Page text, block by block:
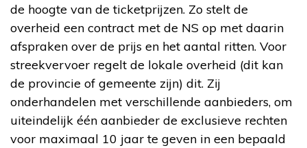
de hoogte van de ticketprijzen. Zo stelt de
overheid een contract met de NS op met daarin
afspraken over de prijs en het aantal ritten. Voor
streekvervoer regelt de lokale overheid (dit kan
de provincie of gemeente zijn) dit. Zij
onderhandelen met verschillende aanbieders, om
uiteindelijk één aanbieder de exclusieve rechten
voor maximaal 10 jaar te geven in een bepaald